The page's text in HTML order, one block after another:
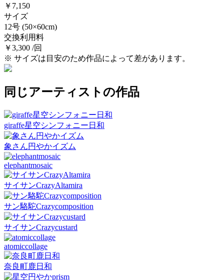
￥7,150
サイズ
12号 (50×60cm)
交換利用料
￥3,300 /回
※ サイズは目安のため作品によって差があります。
同じアーティストの作品
giraffe星空シンフォニー日和
象さん円やかイズム
elephantmosaic
サイサンCrazyAltamira
サン駱駝Crazycomposition
サイサンCrazycustard
atomiccollage
奈良町鹿日和